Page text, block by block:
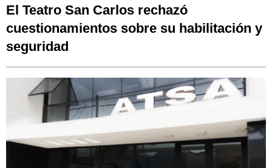
El Teatro San Carlos rechazó
cuestionamientos sobre su habilitación y
seguridad